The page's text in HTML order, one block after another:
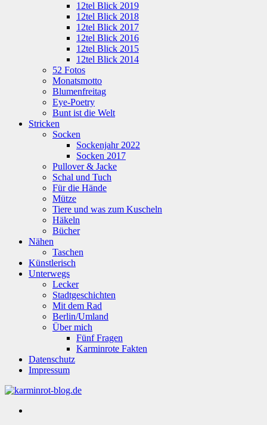
12tel Blick 2019
12tel Blick 2018
12tel Blick 2017
12tel Blick 2016
12tel Blick 2015
12tel Blick 2014
52 Fotos
Monatsmotto
Blumenfreitag
Eye-Poetry
Bunt ist die Welt
Stricken
Socken
Sockenjahr 2022
Socken 2017
Pullover & Jacke
Schal und Tuch
Für die Hände
Mütze
Tiere und was zum Kuscheln
Häkeln
Bücher
Nähen
Taschen
Künstlerisch
Unterwegs
Lecker
Stadtgeschichten
Mit dem Rad
Berlin/Umland
Über mich
Fünf Fragen
Karminrote Fakten
Datenschutz
Impressum